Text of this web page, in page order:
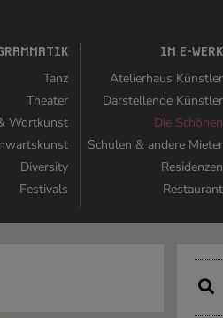
Tanz
Theater
Wortkunst
Diversity
Festivals
IM E-WERK
Atelierhaus Künstler
Darstellende Künstler
Die Schönen
Schulen & andere Mieter
Residenzen
Restaurant